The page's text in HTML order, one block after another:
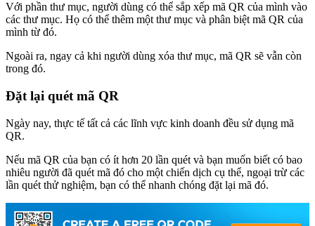
Với phần thư mục, người dùng có thể sắp xếp mã QR của mình vào
các thư mục. Họ có thể thêm một thư mục và phân biệt mã QR của
mình từ đó.
Ngoài ra, ngay cả khi người dùng xóa thư mục, mã QR sẽ vẫn còn
trong đó.
Đặt lại quét mã QR
Ngày nay, thực tế tất cả các lĩnh vực kinh doanh đều sử dụng mã
QR.
Nếu mã QR của bạn có ít hơn 20 lần quét và bạn muốn biết có bao
nhiêu người đã quét mã đó cho một chiến dịch cụ thể, ngoại trừ các
lần quét thử nghiệm, bạn có thể nhanh chóng đặt lại mã đó.